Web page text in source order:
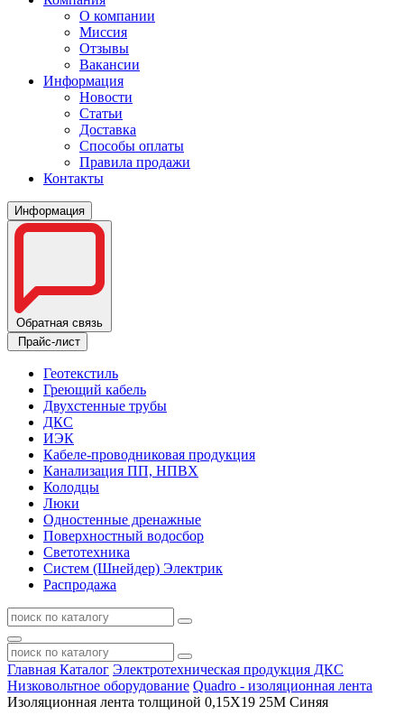
О компании
Миссия
Отзывы
Вакансии
Информация
Новости
Статьи
Доставка
Способы оплаты
Правила продажи
Контакты
Информация
Обратная связь
Прайс-лист
Геотекстиль
Греющий кабель
Двухстенные трубы
ДКС
ИЭК
Кабеле-проводниковая продукция
Канализация ПП, НПВХ
Колодцы
Люки
Одностенные дренажные
Поверхностный водосбор
Светотехника
Систем (Шнейдер) Электрик
Распродажа
Главная Каталог Электротехническая продукция ДКС
Низковольтное оборудование Quadro - изоляционная лента
Изоляционная лента толщиной 0,15X19 25M Синяя